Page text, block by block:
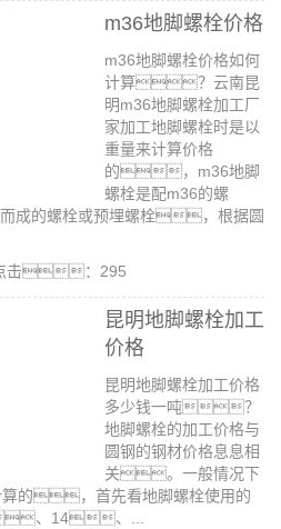
m36地脚螺栓价格
m36地脚螺栓价格如何
计算？云南昆
明m36地脚螺栓加工厂
家加工地脚螺栓时是以
重量来计算价格
的，m36地脚
螺栓是配m36的螺
成的螺栓或预埋螺栓，根据圆
击：295
昆明地脚螺栓加工
价格
昆明地脚螺栓加工价格
多少钱一吨？
地脚螺栓的加工价格与
圆钢的钢材价格息息相
关。一般情况下
算的，首先看地脚螺栓使用的
、14、...